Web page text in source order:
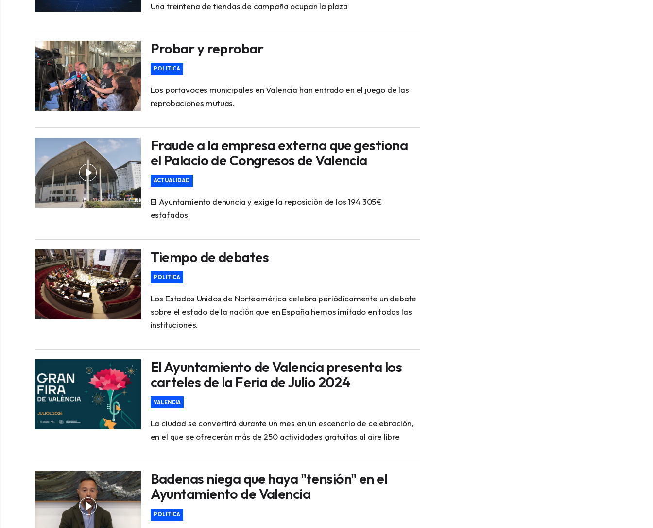
Una treintena de tiendas de campaña ocupan la plaza
Probar y reprobar
POLITICA
Los portavoces municipales en Valencia han entrado en el juego de las
reprobaciones mutuas.
Fraude a la empresa externa que gestiona
el Palacio de Congresos de Valencia
ACTUALIDAD
El Ayuntamiento denuncia y exige la reposición de los 194.305€
estafados.
Tiempo de debates
POLITICA
Los Estados Unidos de Norteamérica celebra periódicamente un debate
sobre el estado de la nación que en España hemos imitado en todas las
instituciones.
El Ayuntamiento de Valencia presenta los
carteles de la Feria de Julio 2024
VALENCIA
La ciudad se convertirá durante un mes en un escenario de celebración,
en el que se ofrecerán más de 250 actividades gratuitas al aire libre
Badenas niega que haya "tensión" en el
Ayuntamiento de Valencia
POLITICA